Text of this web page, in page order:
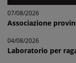
07/08/2026
Associazione
04/08/2026
Laboratorio per